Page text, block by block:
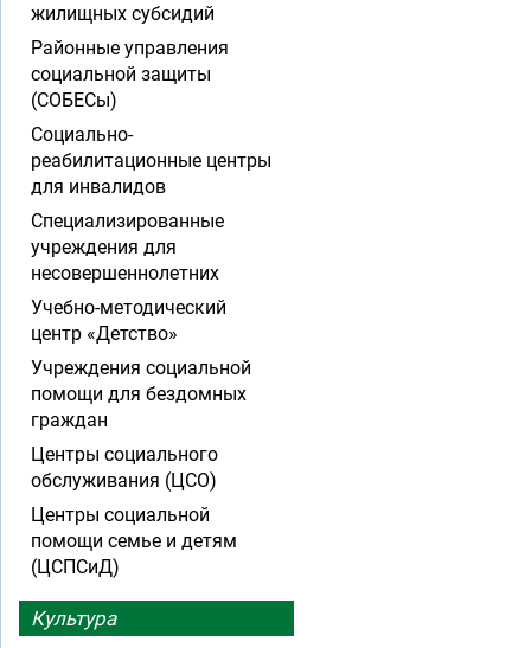
жилищных субсидий
Районные управления
социальной защиты
(СОБЕСы)
Социально-
реабилитационные центры
для инвалидов
Специализированные
учреждения для
несовершеннолетних
Учебно-методический
центр «Детство»
Учреждения социальной
помощи для бездомных
граждан
Центры социального
обслуживания (ЦСО)
Центры социальной
помощи семье и детям
(ЦСПСиД)
Культура